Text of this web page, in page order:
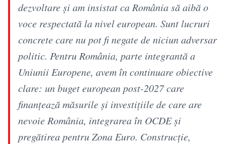
dezvoltare şi am insistat ca România să aibă o
voce respectată la nivel european. Sunt lucruri
concrete care nu pot fi negate de niciun adversar
politic. Pentru România, parte integrantă a
Uniunii Europene, avem în continuare obiective
clare: un buget european post-2027 care
finanţează măsurile şi investiţiile de care are
nevoie România, integrarea în OCDE şi
pregătirea pentru Zona Euro. Construcţie,